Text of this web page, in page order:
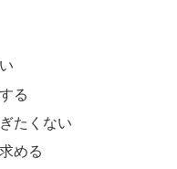
る
たくない
める